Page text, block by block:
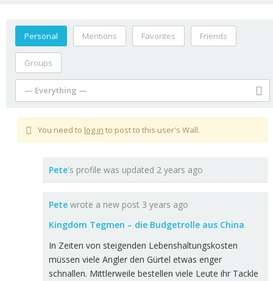
Personal Mentions Favorites Friends
Groups
— Everything —
You need to log in to post to this user's Wall.
Pete's profile was updated 2 years ago
Petewrote a new post 3 years ago
Kingdom Tegmen – die Budgetrolle aus China
In Zeiten von steigenden Lebenshaltungskosten
müssen viele Angler den Gürtel etwas enger
schnallen. Mittlerweile bestellen viele Leute ihr Tackle